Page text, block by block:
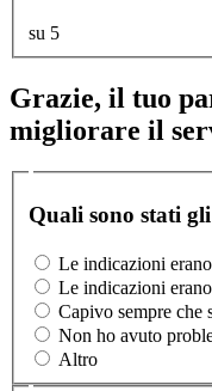
su 5
Grazie, il tuo
migliorare il
Quali sono stati
Le indicazioni
Le indicazioni
Capivo sempre che
Non ho avuto
Altro